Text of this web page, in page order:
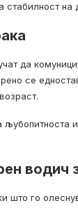
на
да
се
водич
што го